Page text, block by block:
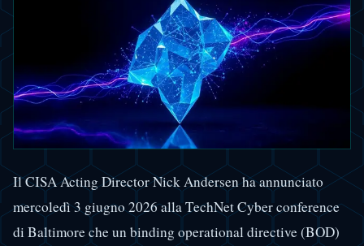
Il CISA Acting Director Nick Andersen ha annunciato
mercoledì 3 giugno 2026 alla TechNet Cyber conference
di Baltimore che un binding operational directive (BOD)